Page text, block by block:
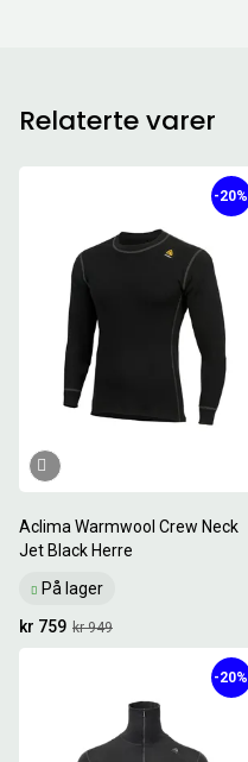
Relaterte varer
Aclima Warmwool Crew Neck
Jet Black Herre
På lager
-20%
kr 949
kr 759
-20%